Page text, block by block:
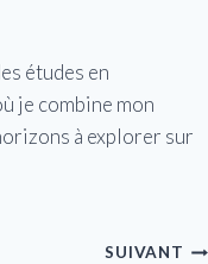
études en
je combine mon
à explorer sur
SUIVANT